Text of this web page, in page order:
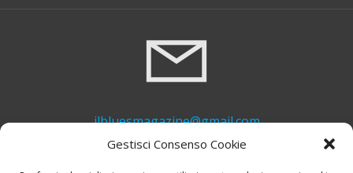
Gestisci Consenso Cookie
ilbluesmagazine@gmail.com